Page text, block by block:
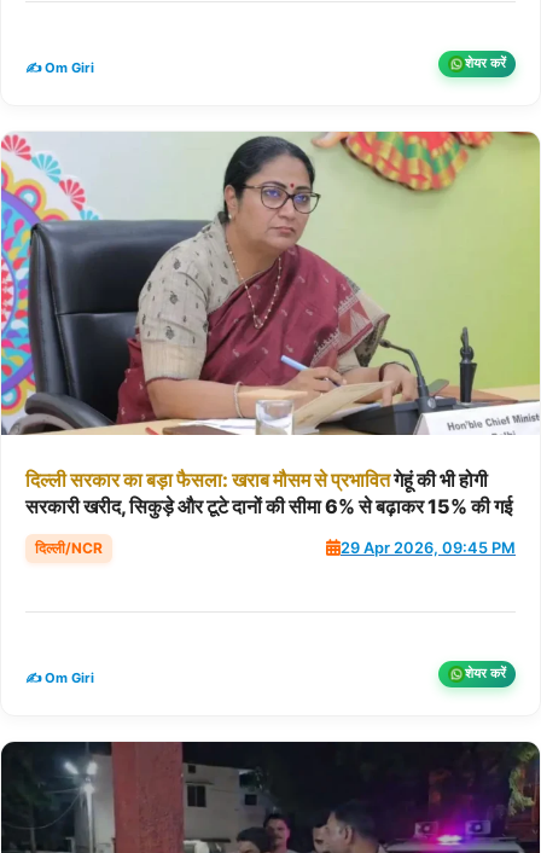
✍️ Om Giri शेयर करें
दिल्लीसरकारकाबड़ाफैसला: खराबमौसमसेप्रभावितगेहूं की भी होगी
सरकारी खरीद, सिकुड़े और टूटे दानों की सीमा 6% से बढ़ाकर 15% की गई
दिल्ली/NCR 29 Apr 2026, 09:45 PM
✍️ Om Giri शेयर करें